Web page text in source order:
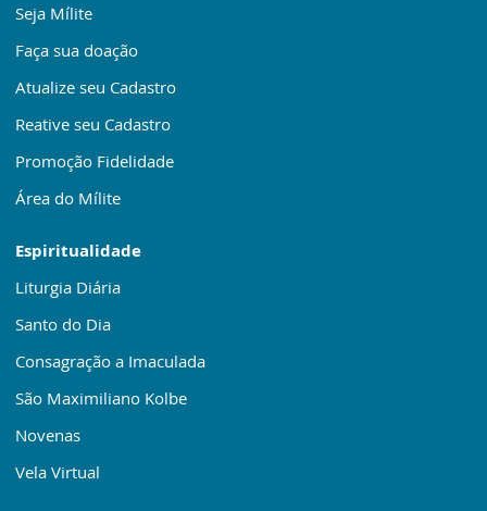
Seja Mílite
Faça sua doação
Atualize seu Cadastro
Reative seu Cadastro
Promoção Fidelidade
Área do Mílite
Espiritualidade
Liturgia Diária
Santo do Dia
Consagração a Imaculada
São Maximiliano Kolbe
Novenas
Vela Virtual